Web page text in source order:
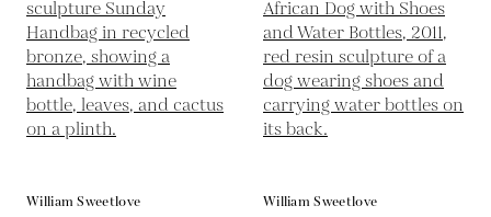
William Sweetlove
William Sweetlove